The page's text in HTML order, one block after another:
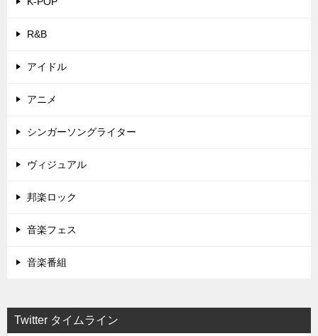
R&B
アイドル
アニメ
シンガーソングライター
ヴィジュアル
邦楽ロック
音楽フェス
音楽番組
Twitter タイムライン